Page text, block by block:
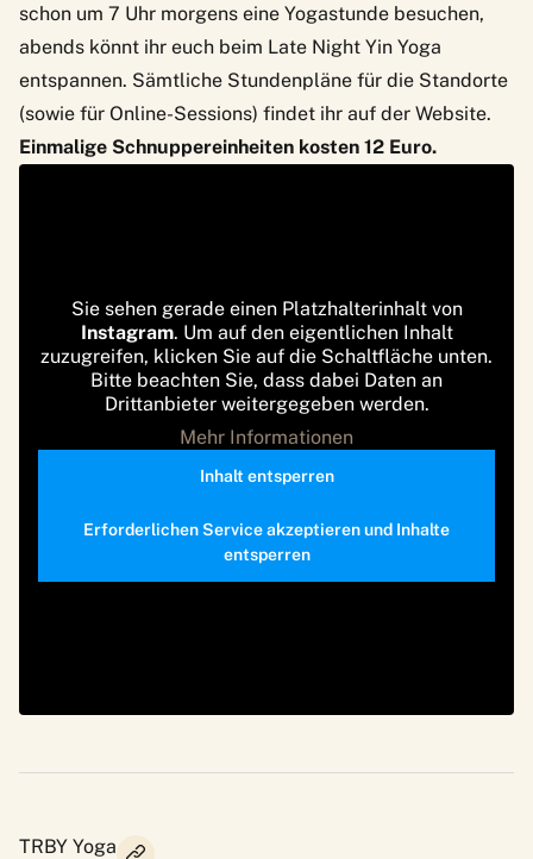
schon um 7 Uhr morgens eine Yogastunde besuchen,
abends könnt ihr euch beim Late Night Yin Yoga
entspannen. Sämtliche Stundenpläne für die Standorte
(sowie für Online-Sessions) findet ihr auf der Website.
Einmalige Schnuppereinheiten kosten 12 Euro.
Sie sehen gerade einen Platzhalterinhalt von
Instagram. Um auf den eigentlichen Inhalt
zuzugreifen, klicken Sie auf die Schaltfläche unten.
Bitte beachten Sie, dass dabei Daten an
Drittanbieter weitergegeben werden.
Mehr Informationen
Inhalt entsperren
Erforderlichen Service akzeptieren und Inhalte
entsperren
TRBY Yoga